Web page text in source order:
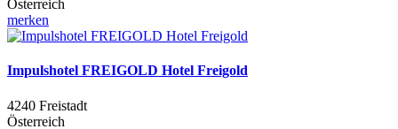
Österreich
merken
Impulshotel FREIGOLD Hotel Freigold
4240 Freistadt
Österreich